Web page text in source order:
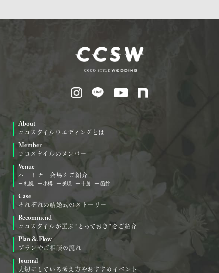
About
ココスタイルウエディングとは
Member
ココスタイルのメンバー
Venue
パートナー会場をご紹介
札幌 小樽 美瑛 十勝 函館
Case
それぞれの結婚式のストーリー
Recommend
ココスタイルが選ぶ“とっておき”をご紹介
Plan & Flow
プランやご相談の流れ
Journal
大切にしている考え方やおすすめイベント